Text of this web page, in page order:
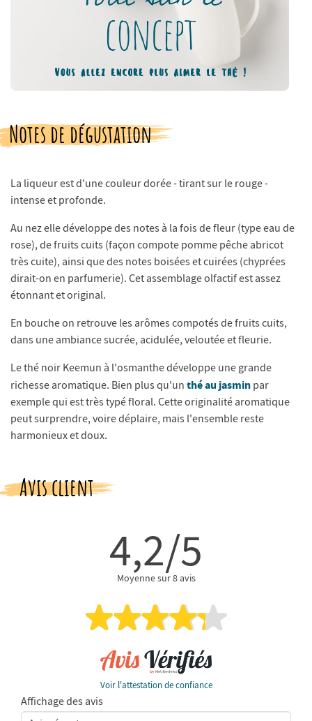
Notes de dégustation
La liqueur est d'une couleur dorée - tirant sur le rouge -
intense et profonde.
Au nez elle développe des notes à la fois de fleur (type eau de
rose), de fruits cuits (façon compote pomme pêche abricot
très cuite), ainsi que des notes boisées et cuirées (chyprées
dirait-on en parfumerie). Cet assemblage olfactif est assez
étonnant et original.
En bouche on retrouve les arômes compotés de fruits cuits,
dans une ambiance sucrée, acidulée, veloutée et fleurie.
Le thé noir Keemun à l'osmanthe développe une grande
richesse aromatique. Bien plus qu'un thé au jasmin par
exemple qui est très typé floral. Cette originalité aromatique
peut surprendre, voire déplaire, mais l'ensemble reste
harmonieux et doux.
Avis client
4,2/5
Moyenne sur 8 avis
Voir l'attestation de confiance
Affichage des avis